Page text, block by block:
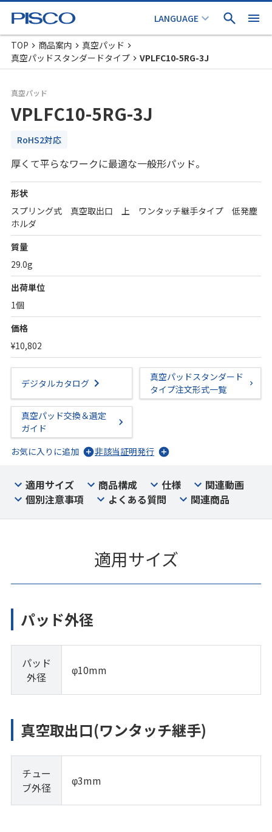
TOP 商品案内
真空パッド
真空パッドスタンダードタイプ
VPLFC10-5RG-3J
真空パッド
VPLFC10-5RG-3J
RoHS2対応
厚くて平らなワークに最適な一般形パッド。
形状
スプリング式 真空取出口 上 ワンタッチ継手タイプ 低発塵
ホルダ
質量
29.0g
出荷単位
1個
価格
¥10,802
デジタルカタログ
真空パッドスタンダード
タイプ注文形式一覧
真空パッド交換＆選定
ガイド
お気に入りに追加
非該当証明発行
適用サイズ 商品構成 仕様
関連動画
個別注意事項
よくある質問 関連商品
適用サイズ
パッド外径
パッド
外径
φ10mm
真空取出口(ワンタッチ継手)
チュー
ブ外径
φ3mm